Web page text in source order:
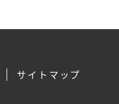
サイトマップ